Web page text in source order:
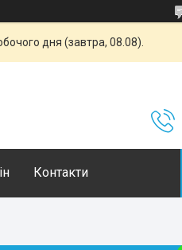
дня (завтра, 08.08).
Контакти